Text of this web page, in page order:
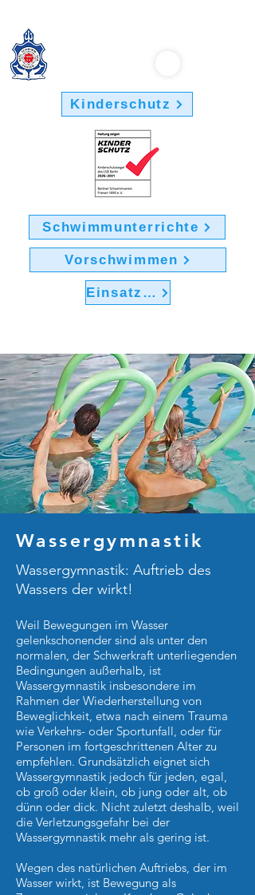
Kinderschutz
Schwimmunterrichte
Vorschwimmen
Einsatz im Verein
Wassergymnastik
Wassergymnastik: Auftrieb des
Wassers der wirkt!
Weil Bewegungen im Wasser
gelenkschonender sind als unter den
normalen, der Schwerkraft unterliegenden
Bedingungen außerhalb, ist
Wassergymnastik insbesondere im
Rahmen der Wiederherstellung von
Beweglichkeit, etwa nach einem Trauma
wie Verkehrs- oder Sportunfall, oder für
Personen im fortgeschrittenen Alter zu
empfehlen. Grundsätzlich eignet sich
Wassergymnastik jedoch für jeden, egal,
ob groß oder klein, ob jung oder alt, ob
dünn oder dick. Nicht zuletzt deshalb, weil
die Verletzungsgefahr bei der
Wassergymnastik mehr als gering ist.
Wegen des natürlichen Auftriebs, der im
Wasser wirkt, ist Bewegung als